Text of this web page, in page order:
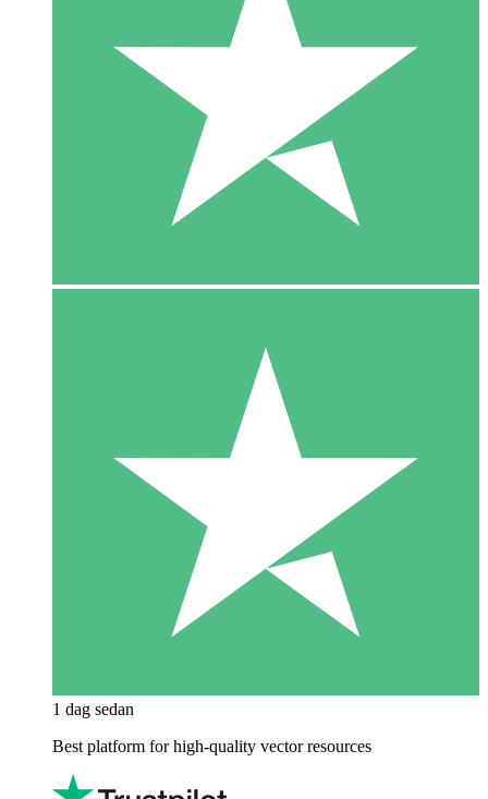
1 dag sedan
Best platform for high-quality vector resources